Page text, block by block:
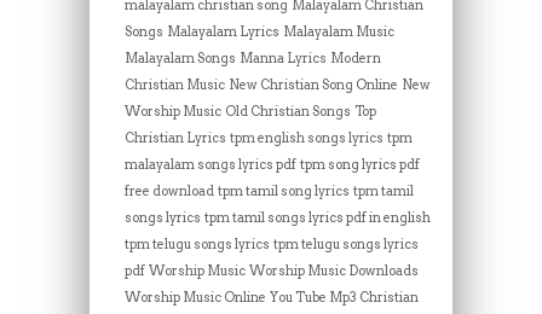
malayalam christian song Malayalam Christian
Songs Malayalam Lyrics Malayalam Music
Malayalam Songs Manna Lyrics Modern
Christian Music New Christian Song Online New
Worship Music Old Christian Songs Top
Christian Lyrics tpm english songs lyrics tpm
malayalam songs lyrics pdf tpm song lyrics pdf
free download tpm tamil song lyrics tpm tamil
songs lyrics tpm tamil songs lyrics pdf in english
tpm telugu songs lyrics tpm telugu songs lyrics
pdf Worship Music Worship Music Downloads
Worship Music Online You Tube Mp3 Christian